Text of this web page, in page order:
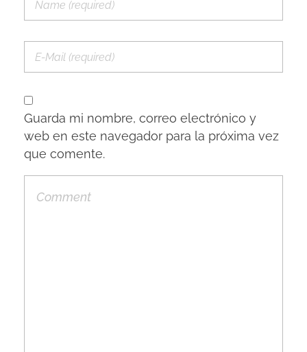
Guarda mi nombre, correo electrónico y
web en este navegador para la próxima vez
que comente.